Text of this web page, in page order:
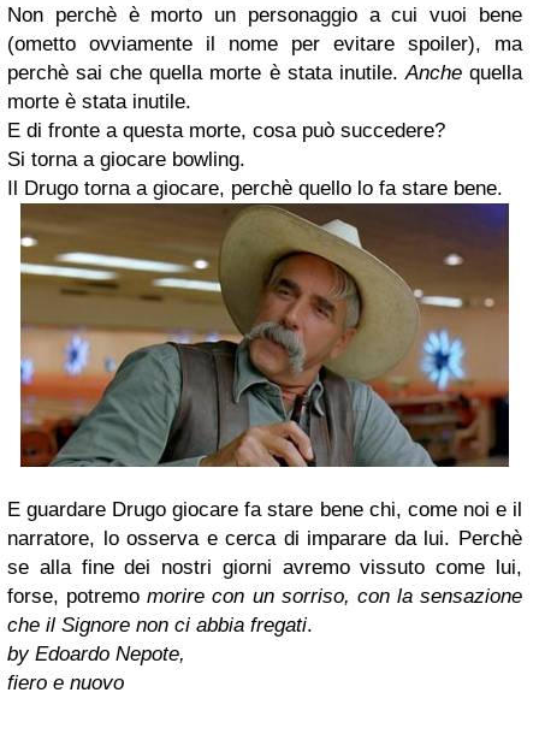
Non perchè è morto un personaggio a cui vuoi bene
(ometto ovviamente il nome per evitare spoiler), ma
perchè sai che quella morte è stata inutile.Anchequella
morte è stata inutile.
E di fronte a questa morte, cosa può succedere?
Si torna a giocare bowling.
Il Drugo torna a giocare, perchè quello lo fa stare bene.
E guardare Drugo giocare fa stare bene chi, come noi e il
narratore, lo osserva e cerca di imparare da lui. Perchè
se alla fine dei nostri giorni avremo vissuto come lui,
forse, potremomorire con un sorriso, con la sensazione
che il Signore non ci abbia fregati.
by Edoardo Nepote,
fiero e nuovo